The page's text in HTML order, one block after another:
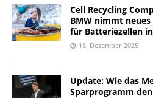
Cell Recycling
BMW nimmt
für Batteriezellen
18. Dezember 2025
Update: Wie das
Sparprogramm